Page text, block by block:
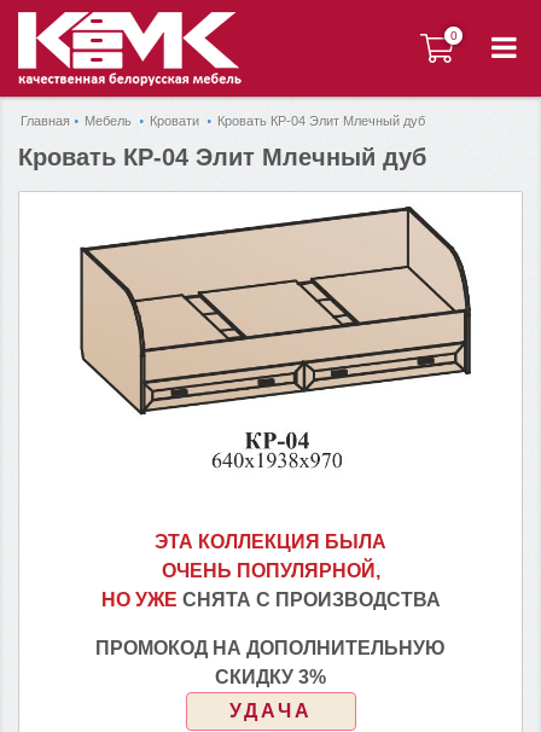
0
0
Главная Мебель Кровати Кровать КР-04 Элит Млечный дуб
Кровать КР-04 Элит Млечный дуб
ЭТА КОЛЛЕКЦИЯ БЫЛА
ОЧЕНЬ ПОПУЛЯРНОЙ,
НО УЖЕ СНЯТА С ПРОИЗВОДСТВА
ПРОМОКОД НА ДОПОЛНИТЕЛЬНУЮ
СКИДКУ 3%
УДАЧА